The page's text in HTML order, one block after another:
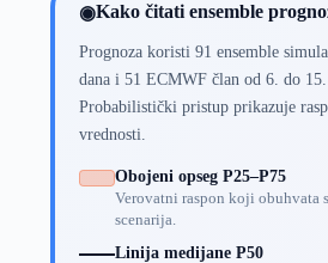
◉Kako čitati ensemble
Prognoza koristi 91 ensemble
dana i 51 ECMWF član od 6. do 15.
Probabilistički pristup prikazuje
vrednosti.
Obojeni opseg P25–P75
Verovatni raspon koji obuhvata
scenarija.
Linija medijane P50